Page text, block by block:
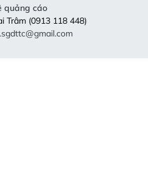
quảng cáo
Trâm (0913 118 448)